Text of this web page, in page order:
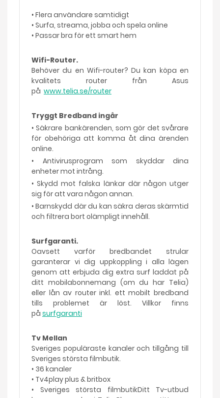
• Flera användare samtidigt
• Surfa, streama, jobba och spela online
• Passar bra för ett smart hem
Wifi-Router.
Behöver du en Wifi-router? Du kan köpa en
kvalitets router från Asus
på www.telia.se/router
Tryggt Bredband ingår
• Säkrare bankärenden, som gör det svårare
för obehöriga att komma åt dina ärenden
online.
• Antivirusprogram som skyddar dina
enheter mot intrång.
• Skydd mot falska länkar där någon utger
sig för att vara någon annan.
• Barnskydd där du kan säkra deras skärmtid
och filtrera bort olämpligt innehåll.
Surfgaranti.
Oavsett varför bredbandet strular
garanterar vi dig uppkoppling i alla lägen
genom att erbjuda dig extra surf laddat på
ditt mobilabonnemang (om du har Telia)
eller lån av router inkl. ett mobilt bredband
tills problemet är löst. Villkor finns
på surfgaranti
Tv Mellan
Sveriges populäraste kanaler och tillgång till
Sveriges största filmbutik.
• 36 kanaler
• Tv4play plus & britbox
• Sveriges största filmbutikDitt Tv-utbud